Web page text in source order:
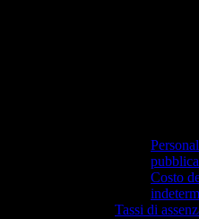
Costo
Tassi di